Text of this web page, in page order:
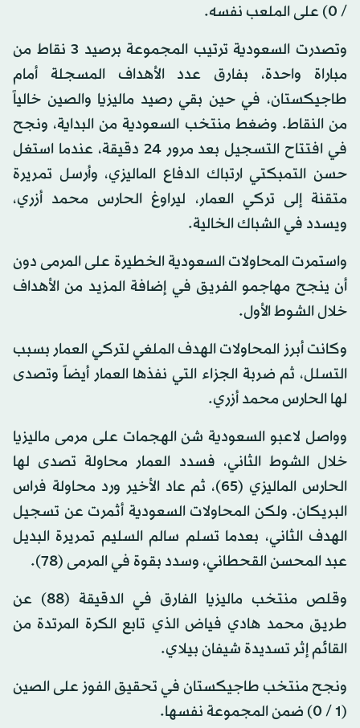
/ 0) على الملعب نفسه.
وتصدرت السعودية ترتيب المجموعة برصيد 3 نقاط من
مباراة واحدة، بفارق عدد الأهداف المسجلة أمام
طاجيكستان، في حين بقي رصيد ماليزيا والصين خالياً
من النقاط. وضغط منتخب السعودية من البداية، ونجح
في افتتاح التسجيل بعد مرور 24 دقيقة، عندما استغل
حسن التمبكتي ارتباك الدفاع الماليزي، وأرسل تمريرة
متقنة إلى تركي العمار، ليراوغ الحارس محمد أزري،
ويسدد في الشباك الخالية.
واستمرت المحاولات السعودية الخطيرة على المرمى دون
أن ينجح مهاجمو الفريق في إضافة المزيد من الأهداف
خلال الشوط الأول.
وكانت أبرز المحاولات الهدف الملغي لتركي العمار بسبب
التسلل، ثم ضربة الجزاء التي نفذها العمار أيضاً وتصدى
لها الحارس محمد أزري.
وواصل لاعبو السعودية شن الهجمات على مرمى ماليزيا
خلال الشوط الثاني، فسدد العمار محاولة تصدى لها
الحارس الماليزي (65)، ثم عاد الأخير ورد محاولة فراس
البريكان. ولكن المحاولات السعودية أثمرت عن تسجيل
الهدف الثاني، بعدما تسلم سالم السليم تمريرة البديل
عبد المحسن القحطاني، وسدد بقوة في المرمى (78).
وقلص منتخب ماليزيا الفارق في الدقيقة (88) عن
طريق محمد هادي فياض الذي تابع الكرة المرتدة من
القائم إثر تسديدة شيفان بيلاي.
ونجح منتخب طاجيكستان في تحقيق الفوز على الصين
(1 / 0) ضمن المجموعة نفسها.